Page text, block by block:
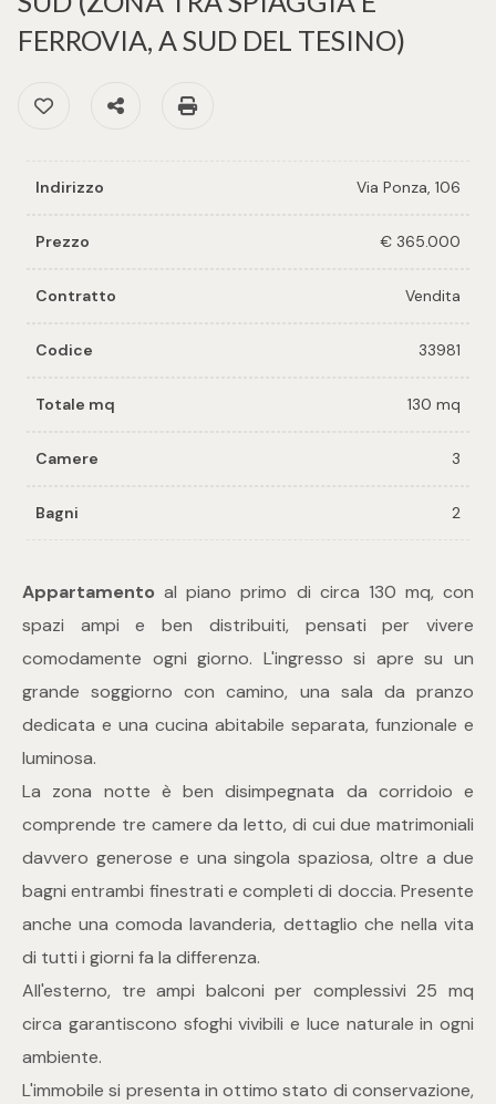
FERROVIA, A SUD DEL TESINO)
Preferiti: Cod. 33981
Condividi
Indirizzo Via Ponza, 106
Prezzo € 365.000
Contratto Vendita
Codice 33981
Totale mq 130 mq
Camere 3
Bagni 2
Appartamento al piano primo di circa 130 mq, con
spazi ampi e ben distribuiti, pensati per vivere
comodamente ogni giorno. L'ingresso si apre su un
grande soggiorno con camino, una sala da pranzo
dedicata e una cucina abitabile separata, funzionale e
luminosa.
La zona notte è ben disimpegnata da corridoio e
comprende tre camere da letto, di cui due matrimoniali
davvero generose e una singola spaziosa, oltre a due
bagni entrambi finestrati e completi di doccia. Presente
anche una comoda lavanderia, dettaglio che nella vita
di tutti i giorni fa la differenza.
All'esterno, tre ampi balconi per complessivi 25 mq
circa garantiscono sfoghi vivibili e luce naturale in ogni
ambiente.
L'immobile si presenta in ottimo stato di conservazione,
per voi
un
Valuta e
tuo
Contattaci
Provincia
Tipologia
Industriali
Terreni
Prezzo
Totale
mq